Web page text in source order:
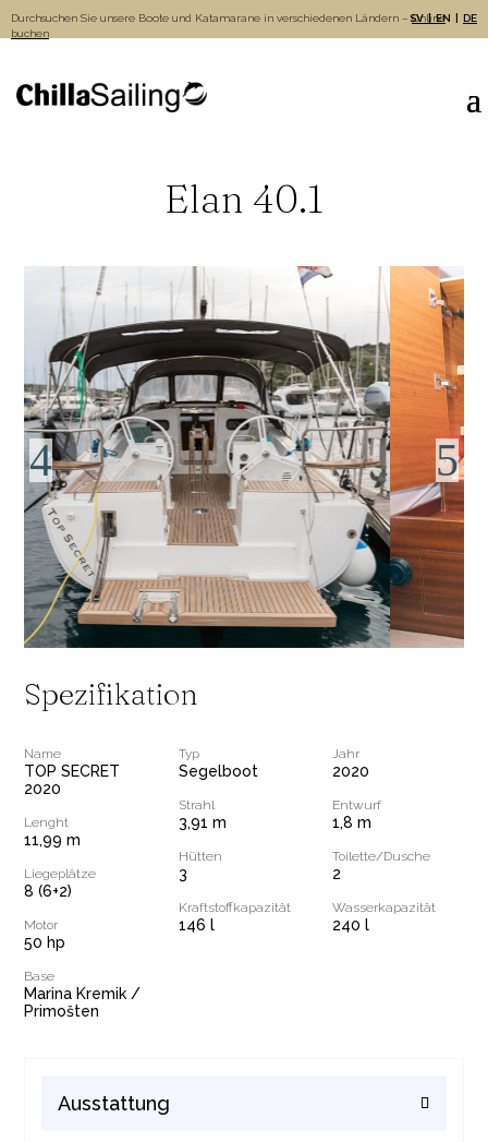
Durchsuchen Sie unsere Boote und Katamarane in verschiedenen Ländern –Online
buchen
SV EN DE
Elan 40.1
Spezifikation
Name
TOP SECRET
2020
Lenght
11,99 m
Liegeplätze
8 (6+2)
Motor
50 hp
Base
Marina Kremik /
Primošten
Typ
Segelboot
Strahl
3,91 m
Hütten
3
Kraftstoffkapazität
146 l
Jahr
2020
Entwurf
1,8 m
Toilette/Dusche
2
Wasserkapazität
240 l
Ausstattung